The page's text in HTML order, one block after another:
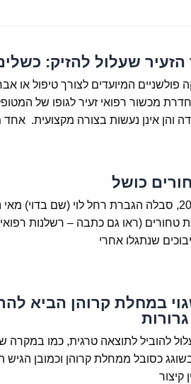
שעלול להזיק:
פולשניים המיועדים לצורך טיפול או
מכשור רפואי זעיר לגופו של
והן אינן נעשות בצורה מקצועית.
כושל
באוגוסט 2002, סבלה הגברת רחל לוי (שם
טחורים (ראו גם כתבה – רשלנות
שנתגלו אחרי
במחלת קרוהן הביא
להוביל לתוצאה טרגית, כמו במקרה
כסובל ממחלת קרוהן וכמובן הגיש
קיצור